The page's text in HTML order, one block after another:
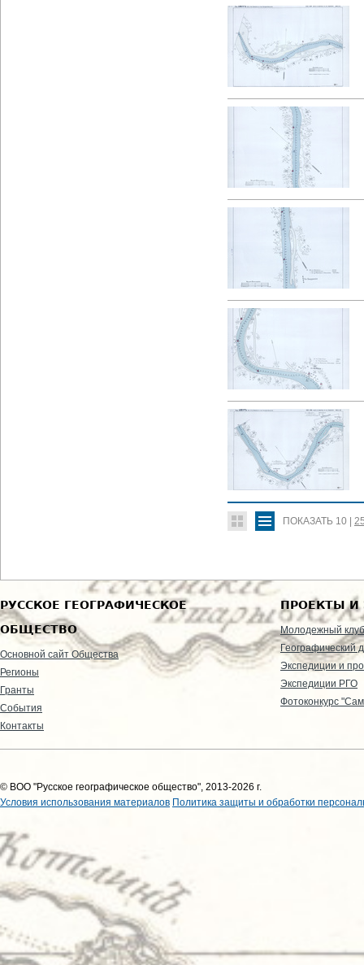
ПОКАЗАТЬ 10
РУССКОЕ ГЕОГРАФИЧЕСКОЕ
ОБЩЕСТВО
Основной сайт Общества
Регионы
Гранты
События
Контакты
ПРОЕКТЫ И
Молодежный клуб
Географический
Экспедиции и
Экспедиции РГО
Фотоконкурс
© ВОО "Русское географическое общество", 2013-2026 г.
Условия использования материалов Политика защиты и обработки